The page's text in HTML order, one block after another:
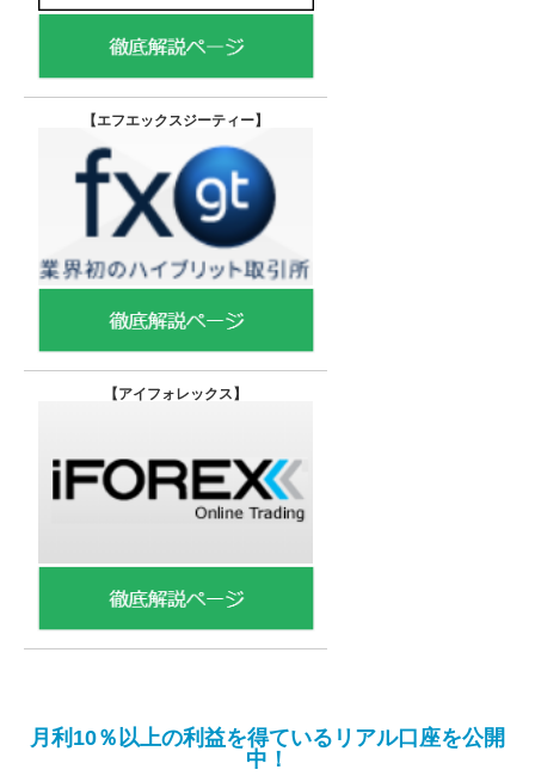
【エフエックスジーティー】
【アイフォレックス】
月利10％以上の利益を得ているリアル口座を公開
中！